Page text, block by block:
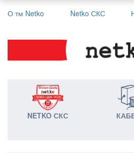
О тм Netko Netko СКС
NETKO СКС